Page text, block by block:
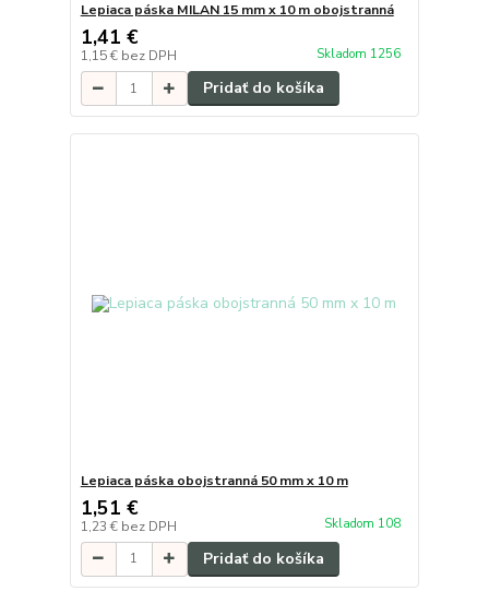
Lepiaca páska MILAN 15 mm x 10 m obojstranná
1,41 €
1,15 € bez DPH Skladom 1256
Pridať do košíka
Lepiaca páska obojstranná 50 mm x 10 m
1,51 €
1,23 € bez DPH Skladom 108
Pridať do košíka